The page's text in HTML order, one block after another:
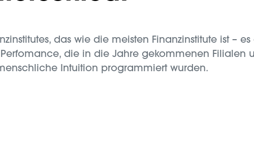
das wie die meisten Finanzinstitute ist –
die in die Jahre gekommenen Filialen
Intuition programmiert wurden.